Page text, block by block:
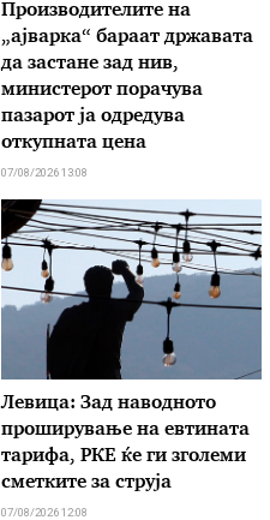
Производителите на
„ајварка“ бараат државата
да застане зад нив,
министерот порачува
пазарот ја одредува
откупната цена
07/08/2026 13:08
Левица: Зад наводното
проширување на евтината
тарифа, РКЕ ќе ги зголеми
сметките за струја
07/08/2026 12:08